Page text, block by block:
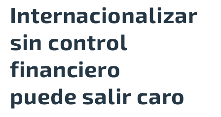
Internacionalizar
sin control
financiero
puede salir caro